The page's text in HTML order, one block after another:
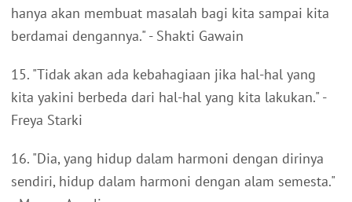
hanya akan membuat masalah bagi kita sampai kita
berdamai dengannya." - Shakti Gawain
15. "Tidak akan ada kebahagiaan jika hal-hal yang
kita yakini berbeda dari hal-hal yang kita lakukan." -
Freya Starki
16. "Dia, yang hidup dalam harmoni dengan dirinya
sendiri, hidup dalam harmoni dengan alam semesta."